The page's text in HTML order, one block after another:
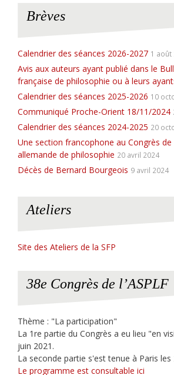
Brèves
Calendrier des séances 2026-2027 1 août
Avis aux auteurs ayant publié dans le
française de philosophie ou à leurs
Calendrier des séances 2025-2026 10
Communiqué Proche-Orient 18/11/2024
Calendrier des séances 2024-2025 20
Une section francophone au Congrès de
allemande de philosophie 20 avril 2024
Décès de Bernard Bourgeois 9 avril 2024
Ateliers
Site des Ateliers de la SFP
38e Congrès de l’ASPLF
Thème : "La participation"
La 1re partie du Congrès a eu lieu "en
juin 2021.
La seconde partie s'est tenue à Paris
Le programme est consultable ici